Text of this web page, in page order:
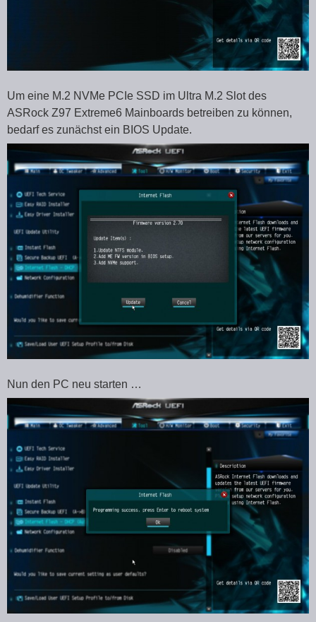
Um eine M.2 NVMe PCIe SSD im Ultra M.2 Slot des
ASRock Z97 Extreme6 Mainboards betreiben zu können,
bedarf es zunächst ein BIOS Update.
Nun den PC neu starten …